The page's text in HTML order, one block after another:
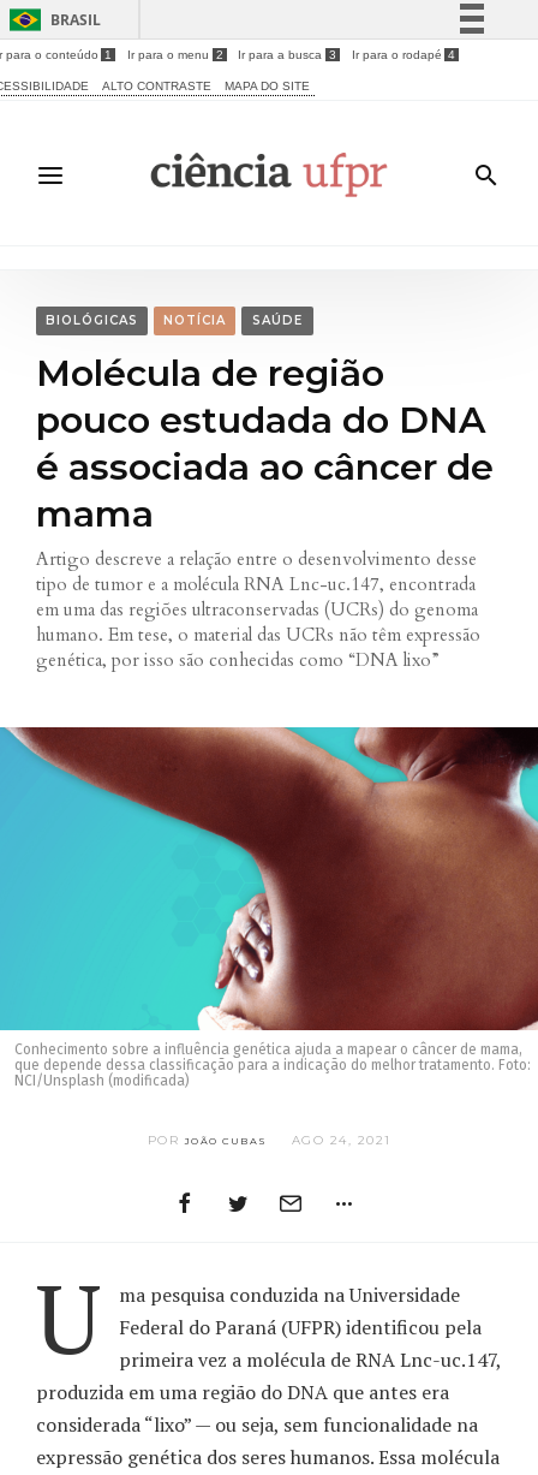
BRASIL
Simplifique!
Acesso à informação
Legislação
para o conteúdo 1 Ir para o menu 2 Ir para a busca 3 Ir para o rodapé 4
ALTO CONTRASTE MAPA DO SITE
BIOLÓGICAS NOTÍCIA SAÚDE
Molécula de região
pouco estudada do DNA
é associada ao câncer de
mama
Artigo descreve a relação entre o desenvolvimento desse
tipo de tumor e a molécula RNA Lnc-uc.147, encontrada
em uma das regiões ultraconservadas (UCRs) do genoma
humano. Em tese, o material das UCRs não têm expressão
genética, por isso são conhecidas como “DNA lixo”
Conhecimento sobre a influência genética ajuda a mapear o câncer de mama,
que depende dessa classificação para a indicação do melhor tratamento. Foto:
NCI/Unsplash (modificada)
PORJOÃO CUBAS AGO 24, 2021
U
ma pesquisa conduzida na Universidade
Federal do Paraná (UFPR) identificou pela
primeira vez a molécula de RNA Lnc-uc.147,
produzida em uma região do DNA que antes era
considerada “lixo” — ou seja, sem funcionalidade na
expressão genética dos seres humanos. Essa molécula